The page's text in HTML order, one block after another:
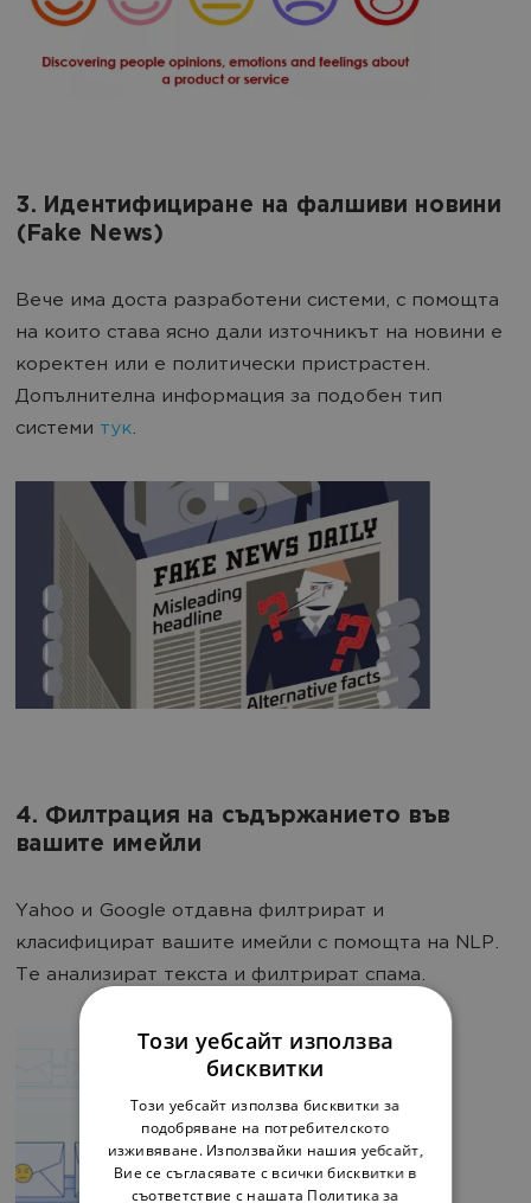
3. Идентифициране на фалшиви новини
(Fake News)
Вече има доста разработени системи, с помощта
на които става ясно дали източникът на новини е
коректен или е политически пристрастен.
Допълнителна информация за подобен тип
системи тук.
4. Филтрация на съдържанието във
вашите имейли
Yahoo и Google отдавна филтрират и
класифицират вашите имейли с помощта на NLP.
Те анализират текста и филтрират спама.
Този уебсайт използва
бисквитки
Този уебсайт използва бисквитки за
подобряване на потребителското
изживяване. Използвайки нашия уебсайт,
Вие се съгласявате с всички бисквитки в
съответствие с нашата Политика за